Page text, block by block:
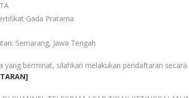
Gada Pratama
Semarang, Jawa Tengah
yang berminat, silahkan melakukan pendaftaran secara